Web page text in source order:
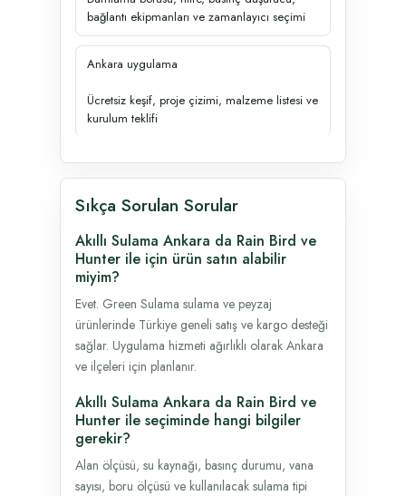
bağlantı ekipmanları ve zamanlayıcı seçimi
Ankara uygulama
Ücretsiz keşif, proje çizimi, malzeme listesi ve
kurulum teklifi
Sıkça Sorulan Sorular
Akıllı Sulama Ankara da Rain Bird ve
Hunter ile için ürün satın alabilir
miyim?
Evet. Green Sulama sulama ve peyzaj
ürünlerinde Türkiye geneli satış ve kargo desteği
sağlar. Uygulama hizmeti ağırlıklı olarak Ankara
ve ilçeleri için planlanır.
Akıllı Sulama Ankara da Rain Bird ve
Hunter ile seçiminde hangi bilgiler
gerekir?
Alan ölçüsü, su kaynağı, basınç durumu, vana
sayısı, boru ölçüsü ve kullanılacak sulama tipi